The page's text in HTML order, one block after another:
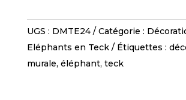
Éléphante
et
UGS : DMTE24 Catégorie :
Eléphants en Teck
Étiquettes :
murale, éléphant, teck